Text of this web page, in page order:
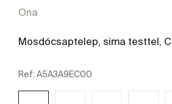
Ona
Mosdócsaptelep, sima testtel,
Ref: A5A3A9EC00